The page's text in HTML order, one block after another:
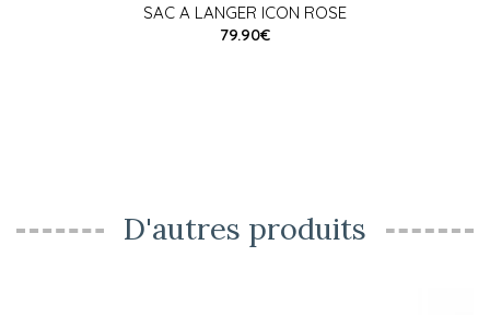
SAC A LANGER ICON ROSE
79.90€
D'autres produits